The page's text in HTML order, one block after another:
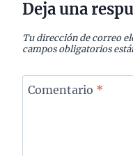
Deja una
Tu dirección de correo
campos obligatorios
Comentario *